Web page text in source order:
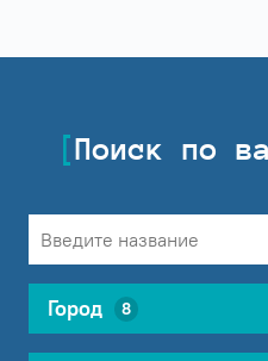
Поиск по
Город 8